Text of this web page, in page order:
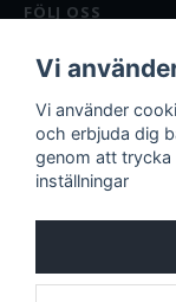
FÖLJ OSS
Facebook
Instagram
Bli kund
Logga in
Vi
Vi använder
och erbjuda dig
genom att trycka
inställningar